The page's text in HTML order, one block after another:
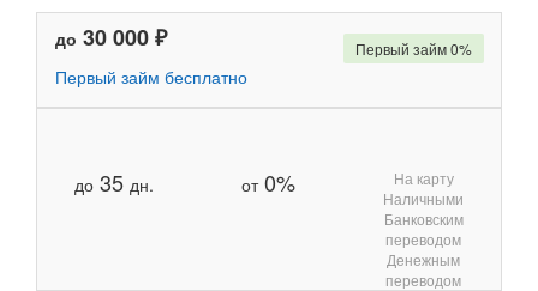
до 30 000 ₽
Первый займ бесплатно
до 35 дн. от0%
Первый займ 0%
На карту
Наличными
Банковским
переводом
Денежным
переводом